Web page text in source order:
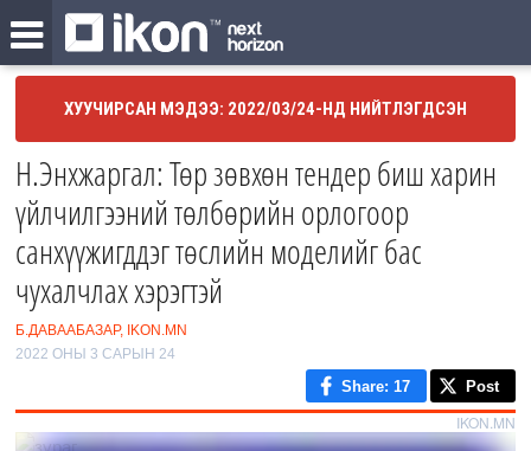
ХУУЧИРСАН МЭДЭЭ: 2022/03/24-НД НИЙТЛЭГДСЭН
Н.Энхжаргал: Төр зөвхөн тендер биш харин
үйлчилгээний төлбөрийн орлогоор
санхүүжигддэг төслийн моделийг бас
чухалчлах хэрэгтэй
Б.ДАВААБАЗАР, IKON.MN
2022 ОНЫ 3 САРЫН 24
Share: 17 Post
IKON.MN